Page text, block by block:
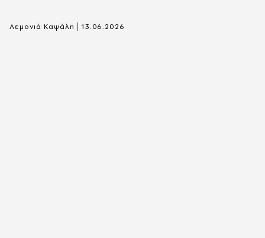
Λεμονιά Καψάλη | 13.06.2026